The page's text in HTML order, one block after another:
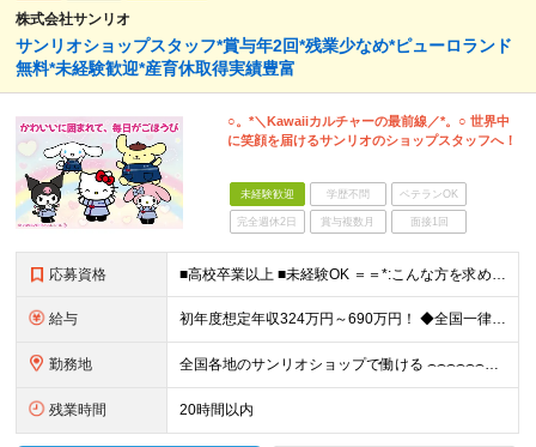
株式会社サンリオ
サンリオショップスタッフ*賞与年2回*残業少なめ*ピューロランド
無料*未経験歓迎*産育休取得実績豊富
○。*＼Kawaiiカルチャーの最前線／*。○ 世界中
に笑顔を届けるサンリオのショップスタッフへ！
未経験歓迎 学歴不問 ベテランOK
完全週休2日 賞与複数月 面接1回
応募資格 ■高校卒業以上 ■未経験OK ＝＝*:こんな方を求めています！:*＝＝ ◇サンリオのキャラクターが好きな方 ◇自分のアイデアを店舗づくりに活かしたい方 ◇仕事を通してお客さまを笑顔にしたい方 ◇キャ
給与 初年度想定年収324万円～690万円！ ◆全国一律 月給230,000円～＋賞与＋通勤手当＋役職手当＋時間外手当 《手当充実！》 ＊昇給/年1回 ＊賞与/年2回（7月/12月） ＊通勤手当：交通費
勤務地 全国各地のサンリオショップで働ける ⌢⌢⌢⌢⌢⌢⌢⌢⌢⌢⌢⌢⌢⌢⌢⌢⌢⌢・.☆ ★詳細の勤務地はご本人の希望と面接を通じて決定いたします。 【募集エリア】 関東・関西（大阪・京都）・中部・九州 ※
残業時間 20時間以内